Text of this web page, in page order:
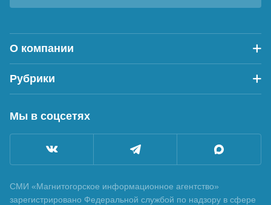
О компании
Рубрики
Мы в соцсетях
СМИ «Магнитогорское информационное агентство»
зарегистрировано Федеральной службой по надзору в сфере